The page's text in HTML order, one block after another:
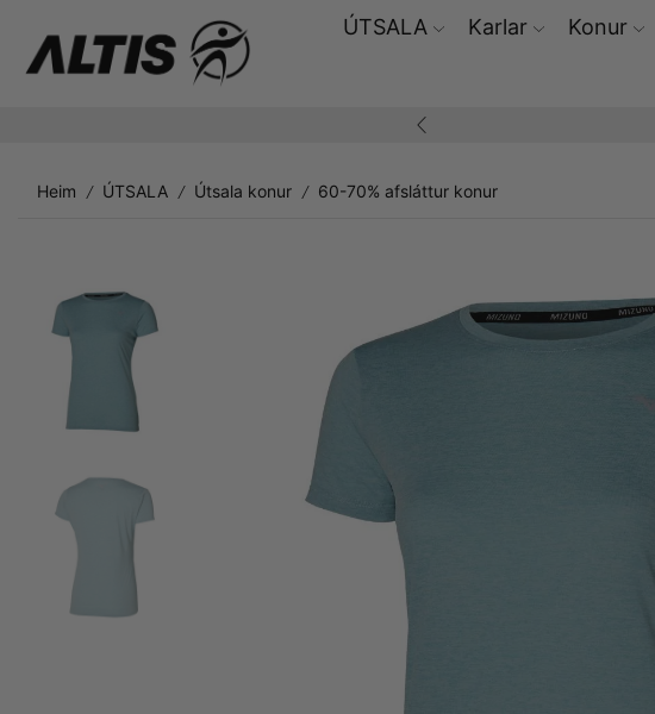
ÚTSALA Karlar Konur
Heim / ÚTSALA / Útsala konur / 60-70% afsláttur konur